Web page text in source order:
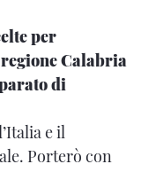
per
Calabria
di
e il
Porterò con